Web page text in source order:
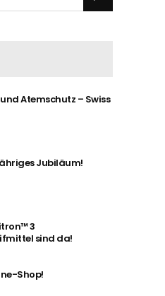
Atemschutz – Swiss
Jubiläum!
3
sind da!
Shop!